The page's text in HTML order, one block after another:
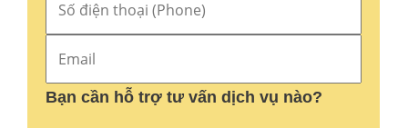
Bạn cần hỗ trợ tư vấn dịch vụ nào?